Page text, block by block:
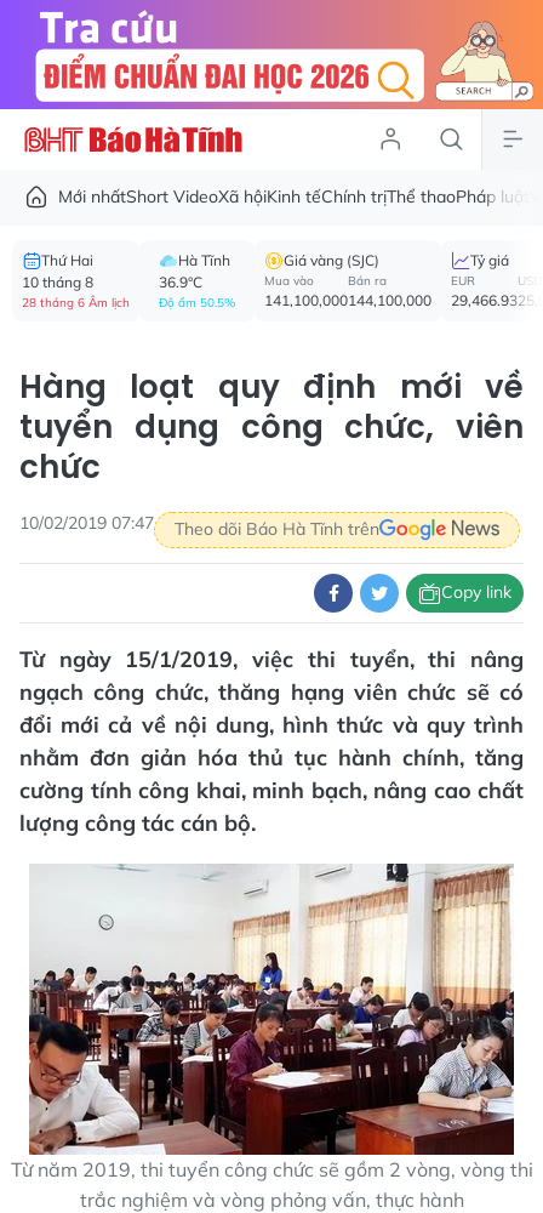
Mới nhấtShort VideoXã hộiKinh tếChính trịThể thaoPháp luật
Thứ Hai
10 tháng 8
28 tháng 6 Âm lịch
Hà Tĩnh
36.9°C
Độ ẩm 50.5%
Giá vàng (SJC)
Mua vào
141,100,000
Bán ra
144,100,000
Tỷ giá
EUR
29,466.93
USD
Hàng loạt quy định mới về
tuyển dụng công chức, viên
chức
10/02/2019 07:47 Theo dõi Báo Hà Tĩnh trên
Copy link
Từ ngày 15/1/2019, việc thi tuyển, thi nâng
ngạch công chức, thăng hạng viên chức sẽ có
đổi mới cả về nội dung, hình thức và quy trình
nhằm đơn giản hóa thủ tục hành chính, tăng
cường tính công khai, minh bạch, nâng cao chất
lượng công tác cán bộ.
Từ năm 2019, thi tuyển công chức sẽ gồm 2 vòng, vòng thi
trắc nghiệm và vòng phỏng vấn, thực hành